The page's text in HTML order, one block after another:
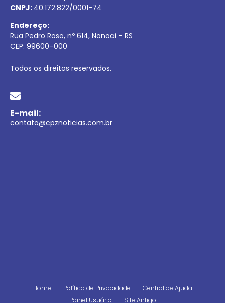
CNPJ: 40.172.822/0001-74
Endereço:
Rua Pedro Roso, nº 614, Nonoai – RS
CEP: 99600–000
Todos os direitos reservados.
E-mail:
contato@cpznoticias.com.br
Home Política de Privacidade
Central de Ajuda
Painel Usuário
Site Antigo